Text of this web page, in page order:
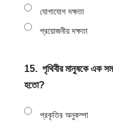
যোগাযোগ দক্ষতা
প্রয়োজনীয় দক্ষতা
15. পৃথিবীর মানুষকে এক
হতো?
প্রকৃতির অনুকম্পা